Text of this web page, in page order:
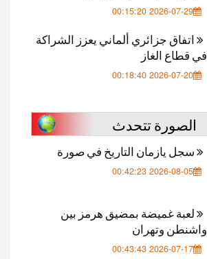
2026-07-29 00:15:20
اتفاق جزائري ألماني يعزز الشراكة
في قطاع الغاز
2026-07-20 00:18:40
الصورة تتحدث
سجل يازمان التاريخ في صورة
2026-08-05 00:42:23
لعبة غميضة بمضيق هرمز بين
واشنطن وتهران
2026-07-17 00:43:43